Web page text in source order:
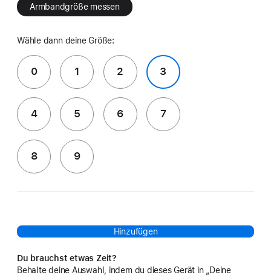
Armbandgröße messen
Wähle dann deine Größe:
0 1 2 3
4 5 6 7
8 9
Hinzufügen
Du brauchst etwas Zeit?
Behalte deine Auswahl, indem du dieses Gerät in „Deine